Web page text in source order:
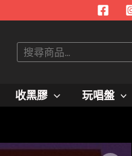
搜
收黑膠 玩唱盤